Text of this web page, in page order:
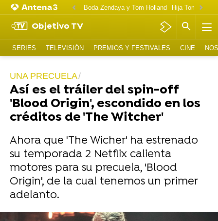
Boda Zendaya y Tom Holland Hija Tom
Objetivo TV
SERIES TELEVISIÓN PREMIOS Y FESTIVALES CINE
UNA PRECUELA
Así es el tráiler del spin-off
'Blood Origin', escondido en los
créditos de 'The Witcher'
Ahora que 'The Wicher' ha estrenado
su temporada 2 Netflix calienta
motores para su precuela, 'Blood
Origin', de la cual tenemos un primer
adelanto.